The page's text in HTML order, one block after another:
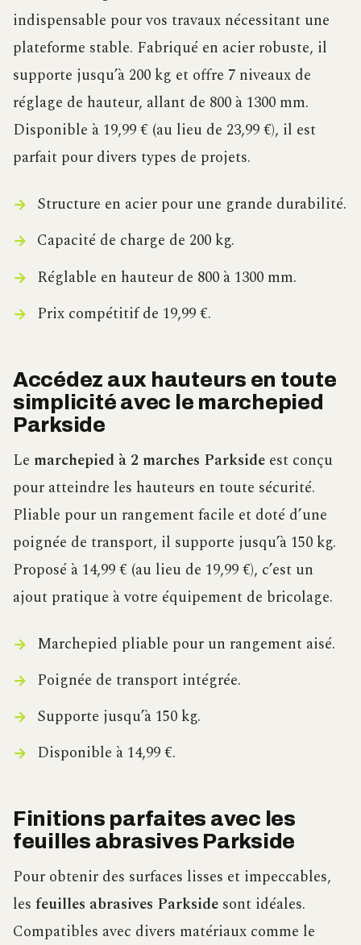
indispensable pour vos travaux nécessitant une
plateforme stable. Fabriqué en acier robuste, il
supporte jusqu’à 200 kg et offre 7 niveaux de
réglage de hauteur, allant de 800 à 1300 mm.
Disponible à 19,99 € (au lieu de 23,99 €), il est
parfait pour divers types de projets.
Structure en acier pour une grande durabilité.
Capacité de charge de 200 kg.
Réglable en hauteur de 800 à 1300 mm.
Prix compétitif de 19,99 €.
Accédez aux hauteurs en toute
simplicité avec le marchepied
Parkside
Le marchepied à 2 marches Parkside est conçu
pour atteindre les hauteurs en toute sécurité.
Pliable pour un rangement facile et doté d’une
poignée de transport, il supporte jusqu’à 150 kg.
Proposé à 14,99 € (au lieu de 19,99 €), c’est un
ajout pratique à votre équipement de bricolage.
Marchepied pliable pour un rangement aisé.
Poignée de transport intégrée.
Supporte jusqu’à 150 kg.
Disponible à 14,99 €.
Finitions parfaites avec les
feuilles abrasives Parkside
Pour obtenir des surfaces lisses et impeccables,
les feuilles abrasives Parkside sont idéales.
Compatibles avec divers matériaux comme le